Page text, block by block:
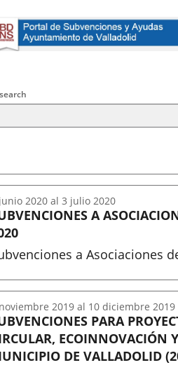
A
a Asociaciones
2020 al 3 julio 2020
PARA
ECOINNOVACIÓN
DE VALLADOLID
2019 al 10 diciembre 2019